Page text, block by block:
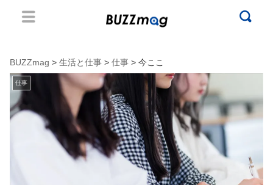
BUZZmag > 生活と仕事 > 仕事 > 今ここ
仕事